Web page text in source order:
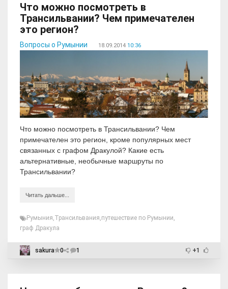
Что можно посмотреть в
Трансильвании? Чем примечателен
это регион?
Вопросы о Румынии 18.09.2014 10:36
Что можно посмотреть в Трансильвании? Чем
примечателен это регион, кроме популярных мест
связанных с графом Дракулой? Какие есть
альтернативные, необычные маршруты по
Трансильвании?
Читать дальше...
Румыния,Трансильвания,путешествие по Румынии,
граф Дракула
sakura 0 1 +1